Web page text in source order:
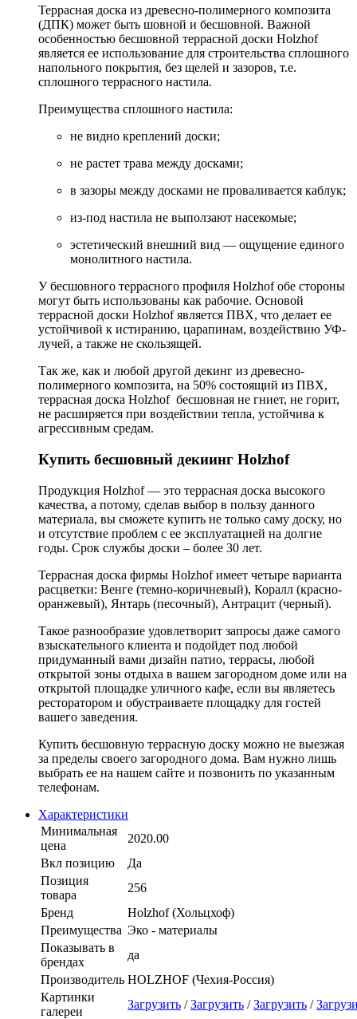
Террасная доска из древесно-полимерного композита
(ДПК) может быть шовной и бесшовной. Важной
особенностью бесшовной террасной доски Holzhof
является ее использование для строительства сплошного
напольного покрытия, без щелей и зазоров, т.е.
сплошного террасного настила.
Преимущества сплошного настила:
не видно креплений доски;
не растет трава между досками;
в зазоры между досками не проваливается каблук;
из-под настила не выползают насекомые;
эстетический внешний вид — ощущение единого
монолитного настила.
У бесшовного террасного профиля Holzhof обе стороны
могут быть использованы как рабочие. Основой
террасной доски Holzhof является ПВХ, что делает ее
устойчивой к истиранию, царапинам, воздействию УФ-
лучей, а также не скользящей.
Так же, как и любой другой декинг из древесно-
полимерного композита, на 50% состоящий из ПВХ,
террасная доска Holzhof бесшовная не гниет, не горит,
не расширяется при воздействии тепла, устойчива к
агрессивным средам.
Купить бесшовный декиинг Holzhof
Продукция Holzhof — это террасная доска высокого
качества, а потому, сделав выбор в пользу данного
материала, вы сможете купить не только саму доску, но
и отсутствие проблем с ее эксплуатацией на долгие
годы. Срок службы доски – более 30 лет.
Террасная доска фирмы Holzhof имеет четыре варианта
расцветки: Венге (темно-коричневый), Коралл (красно-
оранжевый), Янтарь (песочный), Антрацит (черный).
Такое разнообразие удовлетворит запросы даже самого
взыскательного клиента и подойдет под любой
придуманный вами дизайн патио, террасы, любой
открытой зоны отдыха в вашем загородном доме или на
открытой площадке уличного кафе, если вы являетесь
ресторатором и обустраиваете площадку для гостей
вашего заведения.
Купить бесшовную террасную доску можно не выезжая
за пределы своего загородного дома. Вам нужно лишь
выбрать ее на нашем сайте и позвонить по указанным
телефонам.
Характеристики
Минимальная
цена
2020.00
Вкл позицию
Да
Позиция
товара
256
Бренд
Holzhof (Хольцхоф)
Преимущества Эко - материалы
Показывать в
брендах
да
Производитель HOLZHOF (Чехия-Россия)
Картинки
галереи
Загрузить /Загрузить /Загрузить /